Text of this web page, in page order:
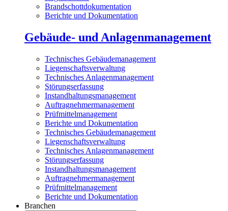
Brandschottdokumentation
Berichte und Dokumentation
Gebäude- und Anlagenmanagement
Technisches Gebäudemanagement
Liegenschaftsverwaltung
Technisches Anlagenmanagement
Störungserfassung
Instandhaltungsmanagement
Auftragnehmermanagement
Prüfmittelmanagement
Berichte und Dokumentation
Technisches Gebäudemanagement
Liegenschaftsverwaltung
Technisches Anlagenmanagement
Störungserfassung
Instandhaltungsmanagement
Auftragnehmermanagement
Prüfmittelmanagement
Berichte und Dokumentation
Branchen